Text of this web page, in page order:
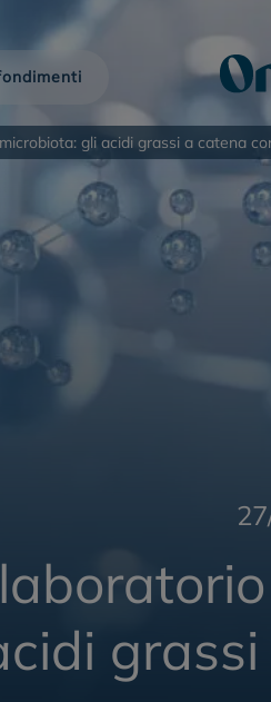
Fibre
Onligol
Stitichezza
anziani
gli acidi grassi a catena